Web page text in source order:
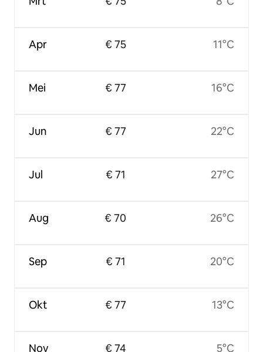
Apr
Mei
Jun
Jul
Aug
Sep
Okt
Nov
€ 75
€ 77
€ 77
€ 71
€ 70
€ 71
€ 77
€ 74
11°C
16°C
22°C
27°C
26°C
20°C
13°C
5°C